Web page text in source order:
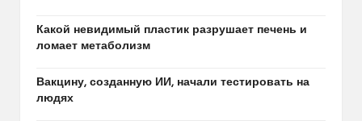
Какой невидимый пластик разрушает печень и
ломает метаболизм
Вакцину, созданную ИИ, начали тестировать на
людях